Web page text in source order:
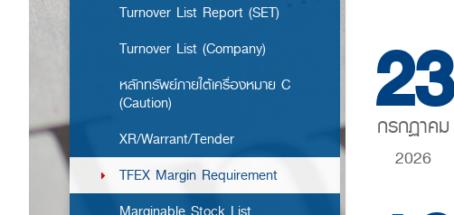
Turnover List Report (SET)
Turnover List (Company)
หลักทรัพย์ภายใต้เครื่องหมาย C
(Caution)
XR/Warrant/Tender
TFEX Margin Requirement
23
กรกฏาคม
2026